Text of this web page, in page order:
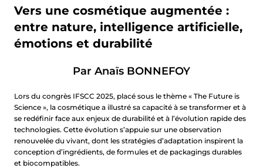
recherche
d’avant-
garde
Rendre
accessible
une
communauté
d’experts
Gouvernance
Notre
histoire
IFSCC
NOS ÉVÈNEMENTS
JEUDIS
SFC]
Les
soirées
NOS MEMBRES
PARTENAIRES
JOURNAL
Vers une cosmétique augmentée :
entre nature, intelligence artificielle,
émotions et durabilité
Par Anaïs BONNEFOY
Lors du congrès IFSCC 2025, placé sous le thème « The Future is
Science », la cosmétique a illustré sa capacité à se transformer et à
se redéfinir face aux enjeux de durabilité et à l’évolution rapide des
technologies. Cette évolution s’appuie sur une observation
renouvelée du vivant, dont les stratégies d’adaptation inspirent la
conception d’ingrédients, de formules et de packagings durables
et biocompatibles.